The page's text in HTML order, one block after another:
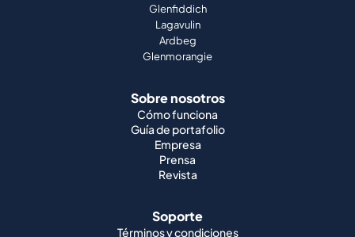
Glenfiddich
Lagavulin
Ardbeg
Glenmorangie
Sobre nosotros
Cómo funciona
Guía de portafolio
Empresa
Prensa
Revista
Soporte
Términos y condiciones